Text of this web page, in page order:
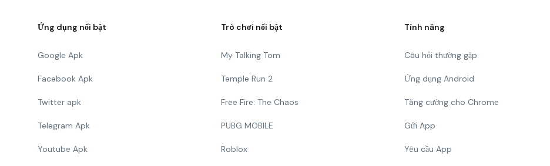
Ứng dụng nổi bật
Google Apk
Facebook Apk
Twitter apk
Telegram Apk
Youtube Apk
Trò chơi nổi bật
My Talking Tom
Temple Run 2
Free Fire: The Chaos
PUBG MOBILE
Roblox
Tính năng
Câu hỏi thường gặp
Ứng dụng Android
Tăng cường cho Chrome
Gửi App
Yêu cầu App